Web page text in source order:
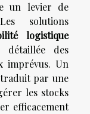
un levier de
solutions
logistique
détaillée des
imprévus. Un
par une
les stocks
efficacement